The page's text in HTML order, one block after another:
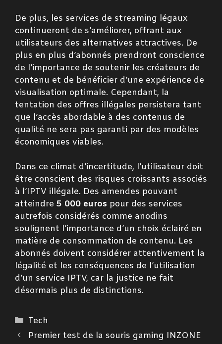
De plus, les services de streaming légaux
continueront de s’améliorer, offrant aux
utilisateurs des alternatives attractives. De
plus en plus d’abonnés prendront conscience
de l’importance de soutenir les créateurs de
contenu et de bénéficier d’une expérience de
visualisation optimale. Cependant, la
tentation des offres illégales persistera tant
que l’accès abordable à des contenus de
qualité ne sera pas garanti par des modèles
économiques viables.
Dans ce climat d’incertitude, l’utilisateur doit
être conscient des risques croissants associés
à l’IPTV illégale. Des amendes pouvant
atteindre 5 000 euros pour des services
autrefois considérés comme anodins
soulignent l’importance d’un choix éclairé en
matière de consommation de contenu. Les
abonnés doivent considérer attentivement la
légalité et les conséquences de l’utilisation
d’un service IPTV, car la justice ne fait
désormais plus de distinctions.
Catégories
Tech
Premier test de la souris gaming INZONE